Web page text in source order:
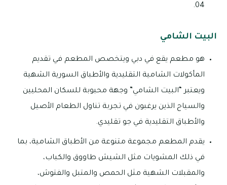
04.
البيت الشامي
هو مطعم يقع في دبي ويتخصص المطعم في تقديم
المأكولات الشامية التقليدية والأطباق السورية الشهية
ويعتبر “البيت الشامي” وجهة محبوبة للسكان المحليين
والسياح الذين يرغبون في تجربة تناول الطعام الأصيل
والأطباق التقليدية في جو تقليدي.
يقدم المطعم مجموعة متنوعة من الأطباق الشامية، بما
في ذلك المشويات مثل الشيش طاووق والكباب،
والمقبلات الشهية مثل الحمص والمتبل والفتوش،